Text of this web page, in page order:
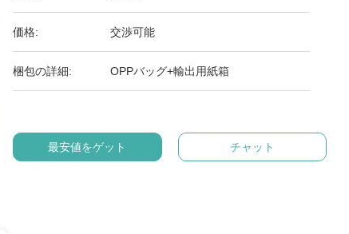
価格: 交渉可能
梱包の詳細: OPPバッグ+輸出用紙箱
最安値をゲット チャット